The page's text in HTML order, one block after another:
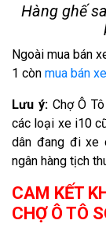
Hàng ghế
Ngoài mua bán
1 còn mua bán
Lưu ý:Chợ Ô
các loại xe i10
dân đang đi xe
ngân hàng tịch
CAM KẾT
CHỢ Ô TÔ